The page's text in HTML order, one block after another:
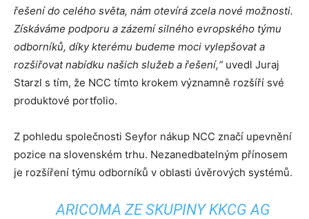
řešení do celého světa, nám otevírá zcela nové možnosti.
Získáváme podporu a zázemí silného evropského týmu
odborníků, díky kterému budeme moci vylepšovat a
rozšiřovat nabídku našich služeb a řešení,“uvedl Juraj
Starzl s tím, že NCC tímto krokem významně rozšíří své
produktové portfolio.
Z pohledu společnosti Seyfor nákup NCC značí upevnění
pozice na slovenském trhu. Nezanedbatelným přínosem
je rozšíření týmu odborníků v oblasti úvěrových systémů.
ARICOMA ZE SKUPINY KKCG AG